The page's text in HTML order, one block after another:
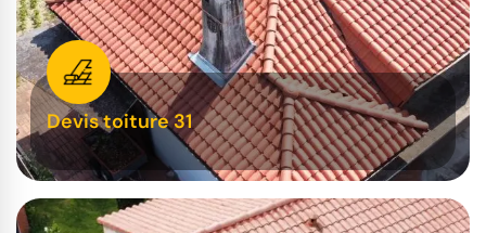
Devis toiture 31